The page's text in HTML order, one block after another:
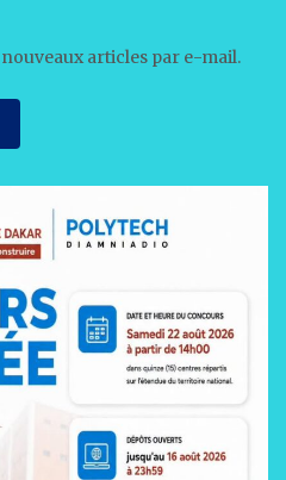
articles par e-mail.